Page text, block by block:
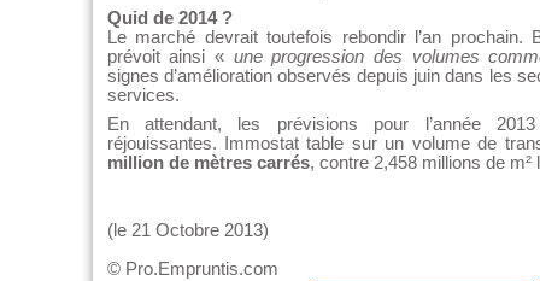
Quid de 2014 ?
Le marché devrait toutefois rebondir l’an
prévoit ainsi « une progression des volumes
signes d’amélioration observés depuis juin dans les
services.
En attendant, les prévisions pour l’année
réjouissantes. Immostat table sur un volume de
million de mètres carrés, contre 2,458 millions de m²
(le 21 Octobre 2013)
© Pro.Empruntis.com